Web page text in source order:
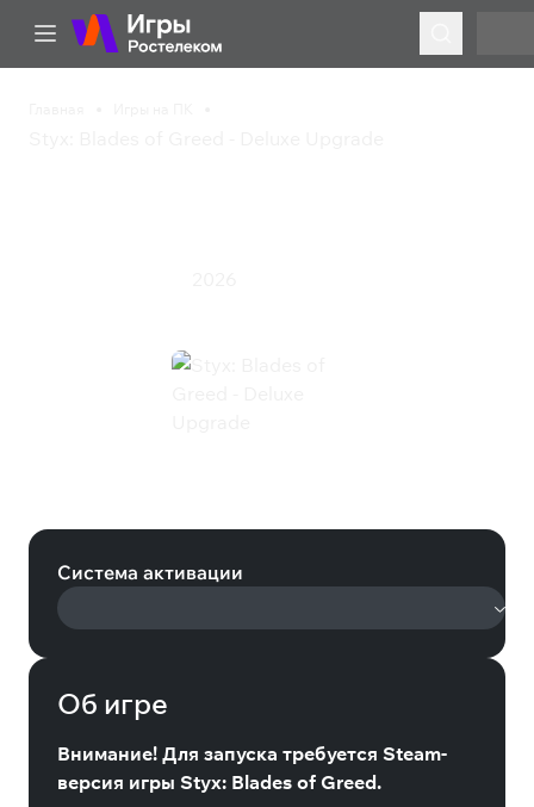
Система активации
Об игре
Внимание! Для запуска требуется Steam-
версия игры Styx: Blades of Greed.